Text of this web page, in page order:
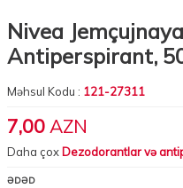
Nivea
Antiperspirant,
Məhsul Kodu : 121-27311
7,00 AZN
Daha çox Dezodorantlar və
ƏDƏD